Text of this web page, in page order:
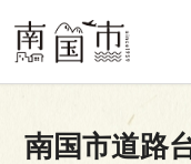
南国市道路